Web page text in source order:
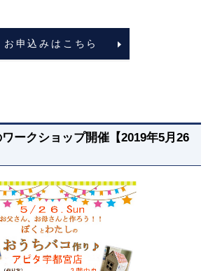
お申込みはこちら
ークショップ開催【2019年5月26